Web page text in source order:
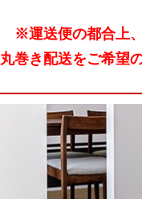
※運送便の都合上
丸巻き配送をご希望